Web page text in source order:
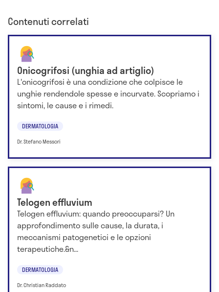
Contenuti correlati
Onicogrifosi (unghia ad artiglio)
L'onicogrifosi è una condizione che colpisce le
unghie rendendole spesse e incurvate. Scopriamo i
sintomi, le cause e i rimedi.
DERMATOLOGIA
Dr. Stefano Messori
Telogen effluvium
Telogen effluvium: quando preoccuparsi? Un
approfondimento sulle cause, la durata, i
meccanismi patogenetici e le opzioni
terapeutiche.&n...
DERMATOLOGIA
Dr. Christian Raddato